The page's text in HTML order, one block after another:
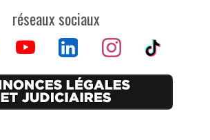
réseaux sociaux